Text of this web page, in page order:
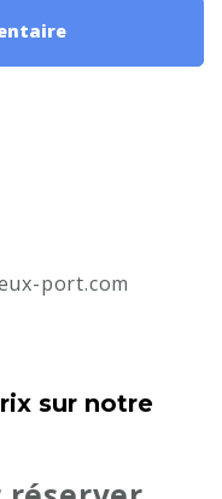
port.com
sur notre